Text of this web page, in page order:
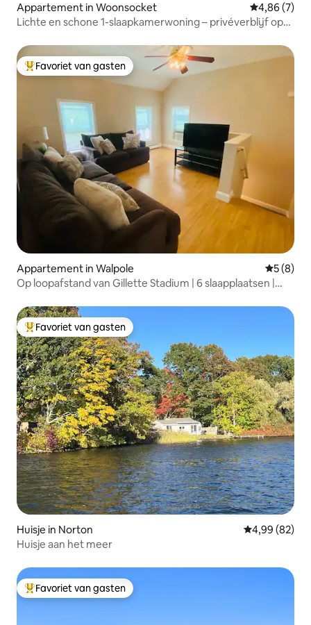
Appartement in Woonsocket Gemiddelde
4,86 (7)
Lichte en schone 1-slaapkamerwoning – privéverblijf op
Topfavoriet van gasten
Favoriet van gasten
Appartement in Walpole
5 (8)
Op loopafstand van Gillette Stadium | 6 slaapplaatsen |
Topfavoriet van gasten
Favoriet van gasten
Huisje in Norton Gemiddelde
4,99 (82)
Huisje aan het meer
Topfavoriet van gasten
Favoriet van gasten